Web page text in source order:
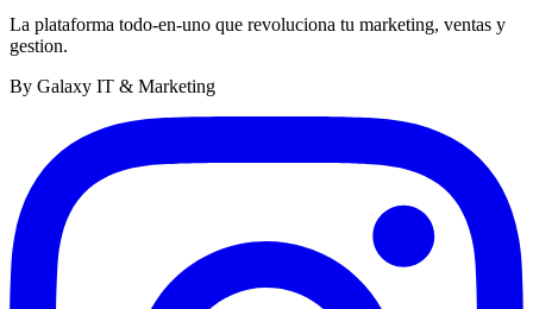
La plataforma todo-en-uno que revoluciona tu marketing, ventas y
gestion.
By Galaxy IT & Marketing